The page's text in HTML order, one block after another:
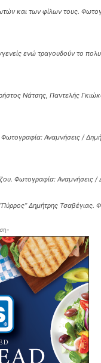
και των φίλων τους.
ενώ τραγουδούν το
Νάτσης, Παντελής
Αναμνήσεις /
Φωτογραφία: Αναμνήσεις /
Δημήτρης